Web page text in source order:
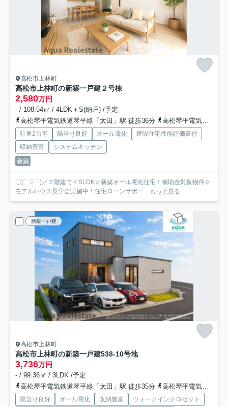
高松市上林町
高松市上林町の新築一戸建２号棟
2,580万円
- / 108.54㎡ / 4LDK＋S(納戸) /予定
高松琴平電気鉄道琴平線「太田」駅 徒歩36分
高松琴平電気鉄道琴平線「仏生山」駅 徒歩38分
駐車2台可 陽当り良好 オール電化
建設住宅性能評価書付
収納豊富
システムキッチン
新築
〇( ´ ▽ ` )／２階建て４SLDK☆新築オール電化住宅！補助金対象物件☆
モデルハウス見学会実施中！住宅ローンサポー... もっと見る
新築一戸建
高松市上林町
高松市上林町の新築一戸建538-10号地
3,736万円
- / 99.36㎡ / 3LDK /予定
高松琴平電気鉄道琴平線「太田」駅 徒歩35分
高松琴平電気鉄道琴平線「仏生山」駅 徒歩38分
陽当り良好 オール電化 収納豊富
ウォークインクロゼット